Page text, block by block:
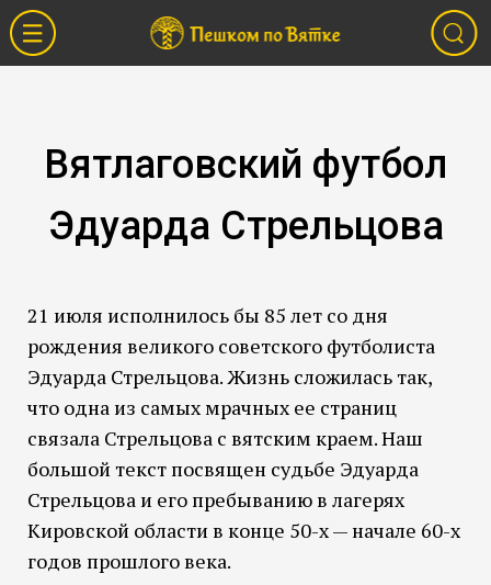
Вятлаговский футбол
Эдуарда Стрельцова
21 июля исполнилось бы 85 лет со дня
рождения великого советского футболиста
Эдуарда Стрельцова. Жизнь сложилась так,
что одна из самых мрачных ее страниц
связала Стрельцова с вятским краем. Наш
большой текст посвящен судьбе Эдуарда
Стрельцова и его пребыванию в лагерях
Кировской области в конце 50-х — начале 60-х
годов прошлого века.